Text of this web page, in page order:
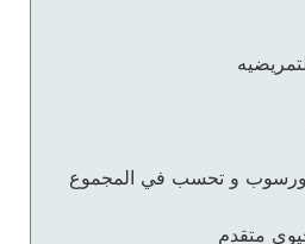
ورسوب و تحسب في المجموع
متقدم